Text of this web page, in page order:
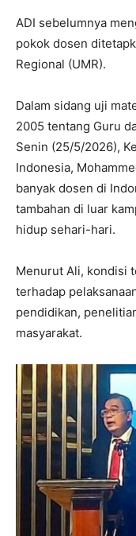
ADI sebelumnya
pokok dosen
Regional (UMR).
Dalam sidang uji
2005 tentang Guru
Senin (25/5/2026),
Indonesia,
banyak dosen di
tambahan di luar
hidup sehari-hari.
Menurut Ali, kondisi
terhadap
pendidikan,
masyarakat.